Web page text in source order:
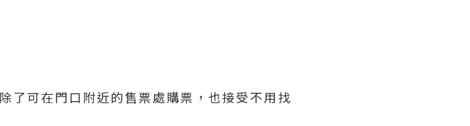
可在門口附近的售票處購票，也接受不用找